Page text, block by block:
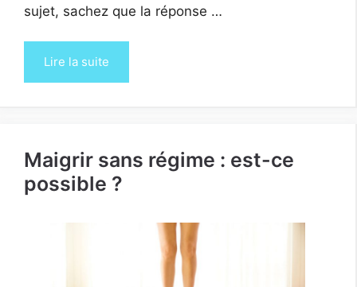
sujet, sachez que la réponse …
Lire la suite
Maigrir sans régime : est-ce
possible ?